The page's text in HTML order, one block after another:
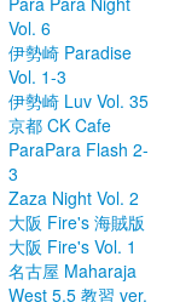
Vol. 6
伊勢崎 Paradise
Vol. 1-3
伊勢崎 Luv Vol. 35
京都 CK Cafe
ParaPara Flash 2-
3
Zaza Night Vol. 2
大阪 Fire's 海賊版
大阪 Fire's Vol. 1
名古屋 Maharaja
West 5.5 教習 ver.